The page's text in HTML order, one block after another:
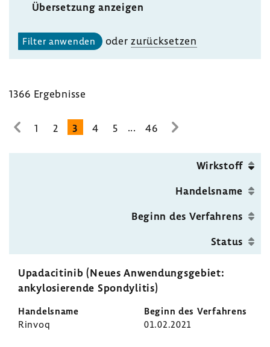
Übersetzung anzeigen
oderzurück­setzen
1366 Ergeb­nisse
zur
1 2 3 4 5 ... 46
zur
Wirk­stoff
Handels­name
Beginn des Verfah­rens
Status
Upad­a­ci­tinib (Neues Anwen­dungs­ge­biet:
anky­lo­sie­rende Spon­dy­litis)
Rinvoq 01.02.2021